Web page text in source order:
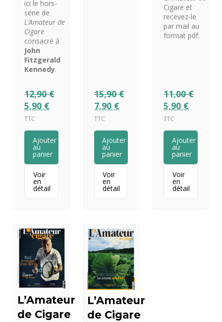
ici le hors-
série de
L’Amateur de
Cigare
consacré à
John
Fitzgerald
Kennedy.
12,90€
5,90 €
TTC
Ajouter
au
panier
Voir
en
détail
15,90€
7,90 €
TTC
Ajouter
au
panier
Voir
en
détail
Cigare et
recevez-le
par mail au
format pdf.
11,00€
5,90 €
TTC
Ajouter
au
panier
Voir
en
détail
L’Amateur
de Cigare
L’Amateur
de Cigare